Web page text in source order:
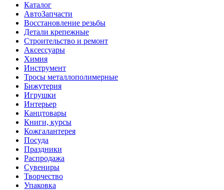
Каталог
АвтоЗапчасти
Восстановление резьбы
Детали крепежные
Строительство и ремонт
Аксессуары
Химия
Инструмент
Тросы металлополимерные
Бижутерия
Игрушки
Интерьер
Канцтовары
Книги, курсы
Кожгалантерея
Посуда
Праздники
Распродажа
Сувениры
Творчество
Упаковка